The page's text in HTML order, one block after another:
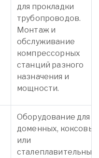
для прокладки
трубопроводов.
Монтаж и
обслуживание
компрессорных
станций разного
назначения и
мощности.
Оборудование для
доменных, коксовых
или
сталеплавительных